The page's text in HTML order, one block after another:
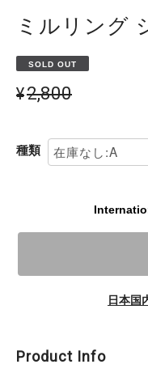
ミルリング
SOLD OUT
¥2,800
種類
日本国
Product Info